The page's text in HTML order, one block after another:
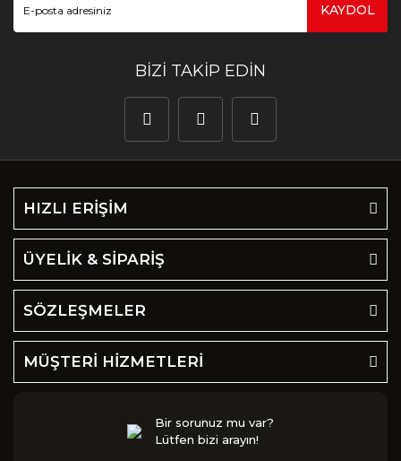
KAYDOL
BİZİ TAKİP EDİN
HIZLI ERİŞİM
ÜYELİK & SİPARİŞ
SÖZLEŞMELER
MÜŞTERİ HİZMETLERİ
Bir sorunuz mu var?
Lütfen bizi arayın!